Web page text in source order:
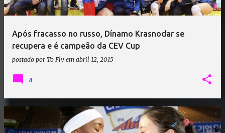
Após fracasso no russo, Dínamo Krasnodar se
recupera e é campeão da CEV Cup
postado por To Fly em abril 12, 2015
4